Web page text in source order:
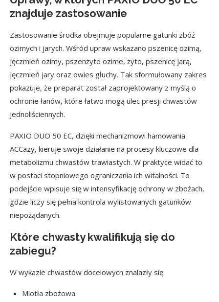
znajduje zastosowanie
Zastosowanie środka obejmuje popularne gatunki zbóż
ozimych i jarych. Wśród upraw wskazano pszenicę ozimą,
jęczmień ozimy, pszenżyto ozime, żyto, pszenicę jarą,
jęczmień jary oraz owies głuchy. Tak sformułowany zakres
pokazuje, że preparat został zaprojektowany z myślą o
ochronie łanów, które łatwo mogą ulec presji chwastów
jednoliściennych.
PAXIO DUO 50 EC, dzięki mechanizmowi hamowania
ACCazy, kieruje swoje działanie na procesy kluczowe dla
metabolizmu chwastów trawiastych. W praktyce widać to
w postaci stopniowego ograniczania ich witalności. To
podejście wpisuje się w intensyfikację ochrony w zbożach,
gdzie liczy się pełna kontrola wylistowanych gatunków
niepożądanych.
Które chwasty kwalifikują się do
zabiegu?
W wykazie chwastów docelowych znalazły się:
Miotła zbożowa.